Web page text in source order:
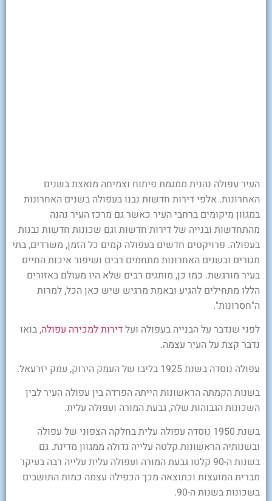
העיר עפולה נהנית ממגמת פיתוח וצמיחה מואצת בשנים
האחרונות. אלפי דירות חדשות נבנו בעפולה בשנים האחרונות
במגוון מיקומים ברחבי העיר כאשר גם מרכז העיר נהנה
מהתחדשות ובנייה של דירות חדשות וגם שכונות חדשות נבנות
בעפולה. פרויקטים חדשים בעפולה קמים כל הזמן, משרדים, בתי
מגורים ובשנים האחרונות מתחמים רבים ושיפור איכות החיים
בעיר מורגשת. כמו כן, מותגים רבים שלא היו מעולם באזורים
הללו מתחילים להגיע ובאמת מרגיש שיש כאן הכל, למרות
ה"חסרונות".
לפני שנדבר על הבנייה בעפולה ועלדירות למכירה עפולה, בואו
נדבר קצת על העיר עצמה.
עפולה נוסדה בשנת 1925 בליבו של העמק הירוק, עמק יזרעאל.
בשנות הקמתה הראשונות הייתה הפרדה בין עפולה העיר לבין
השכונות הגבוהות שלה, גבעת המורה ועפולה עלית.
בשנת 1950 נוסדה עפולה עלית בחלקה הצפוני של עפולה
ובשנותיה הראשונות קלטה עלייה גדולה ממגוון מדינת. גם
בשנות ה-90 קלטו גבעת המורה ועפולה עלית עלייה רבה בעיקר
מברית המועצות וכתוצאה מכך הכפילה עצמה כמות התושבים
בשכונות בשנות ה-90.